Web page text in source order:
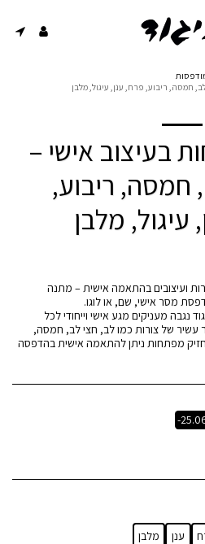
חמסה, ריבוע, פרח, ענן, עיגול, מלבן
בעיצוב אישי –
חמסה, ריבוע,
עיגול, מלבן
ועיצובים בהתאמה אישית – מתנה
נגבה מעניקים מגע אישי וייחודי לכל
של צורות כמו לב, חצי לב, חמסה,
מפתחות ניתן להתאמה אישית בהדפסה
-
ענן
מלבן